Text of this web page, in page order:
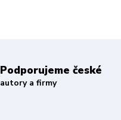
Podporujeme české
autory a firmy